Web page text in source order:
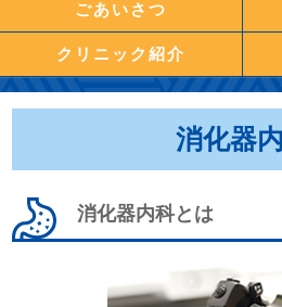
ごあいさつ
クリニック紹介
消化器
消化器内科とは